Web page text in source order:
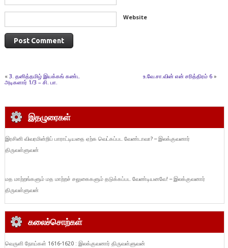
Website
« 3. தனித்தமிழ் இயக்கங் கண்ட
அடிகளார் 1/3 – சி. பா.
உ.வே.சா.வின் என் சரித்திரம் 6 »
இதழுரைகள்
இரசினி விவரமின்றிப் பாராட்டியதை ஏற்க வெட்கப்பட வேண்டாவா? – இலக்குவனார்
திருவள்ளுவன்
மத மாற்றங்களும் மத மாற்றச் சலுகைகளும் தடுக்கப்பட வேண்டியனவே! – இலக்குவனார்
திருவள்ளுவன்
கலைச்சொற்கள்
வெருளி நோய்கள் 1616-1620 : இலக்குவனார் திருவள்ளுவன்